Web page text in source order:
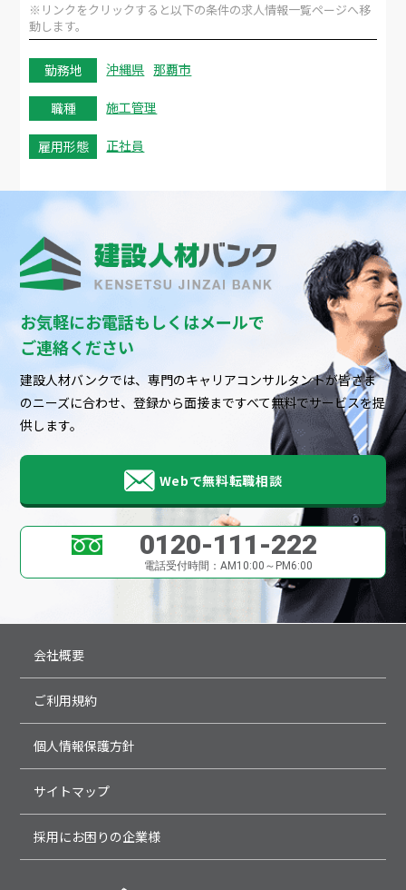
※リンクをクリックすると以下の条件の求人情報一覧ページへ移
動します。
勤務地 沖縄県 那覇市
職種 施工管理
雇用形態 正社員
お気軽にお電話もしくはメールで
ご連絡ください
建設人材バンクでは、専門のキャリアコンサルタントが皆さま
のニーズに合わせ、登録から面接まですべて無料でサービスを提
供します。
Webで無料転職相談
0120-111-222
電話受付時間：AM10:00～PM6:00
会社概要
ご利用規約
個人情報保護方針
サイトマップ
採用にお困りの企業様